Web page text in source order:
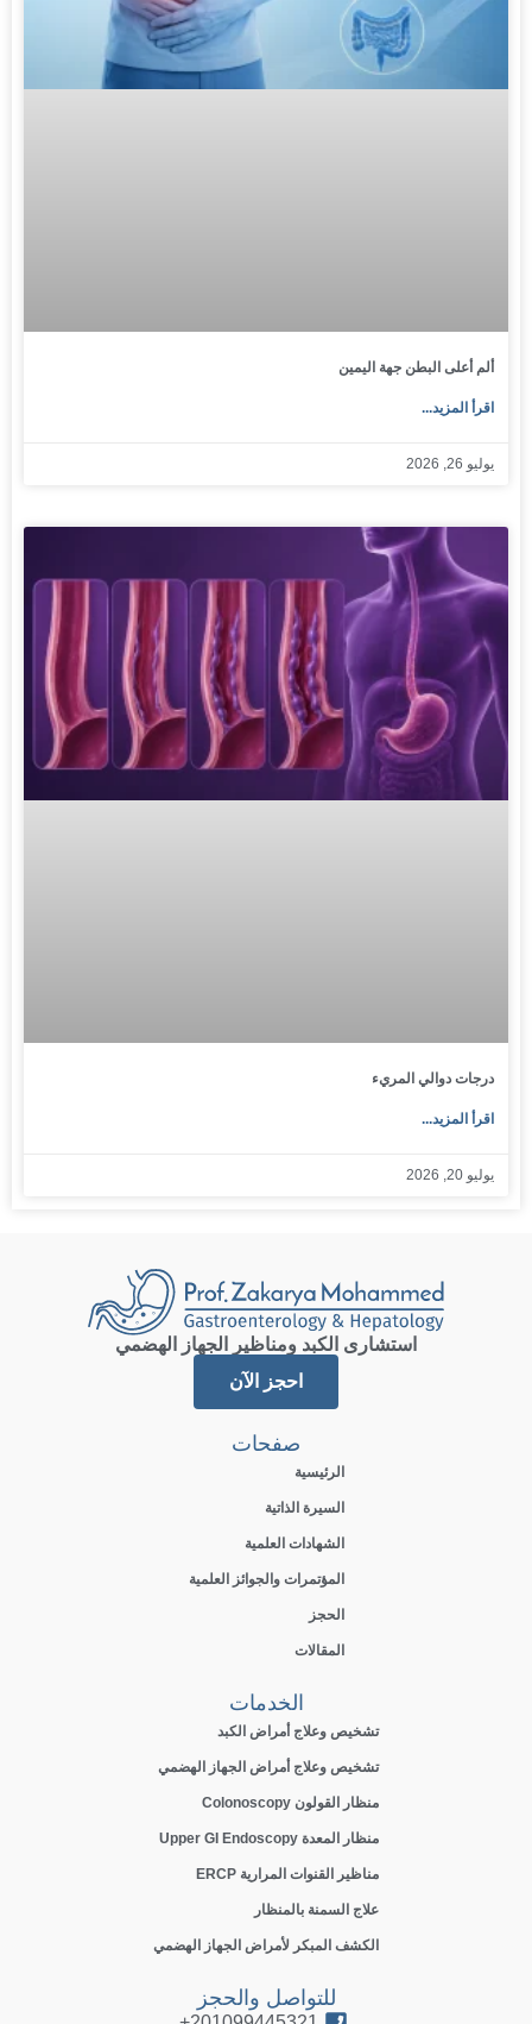
ألم أعلى البطن جهة اليمين
اقرأ المزيد...
يوليو 26, 2026
درجات دوالي المريء
اقرأ المزيد...
يوليو 20, 2026
استشارى الكبد ومناظير الجهاز الهضمي
احجز الآن
صفحات
الرئيسية
السيرة الذاتية
الشهادات العلمية
المؤتمرات والجوائز العلمية
الحجز
المقالات
الخدمات
تشخيص وعلاج أمراض الكبد
تشخيص وعلاج أمراض الجهاز الهضمي
منظار القولون Colonoscopy
منظار المعدة Upper GI Endoscopy
مناظير القنوات المرارية ERCP
علاج السمنة بالمنظار
الكشف المبكر لأمراض الجهاز الهضمي
للتواصل والحجز